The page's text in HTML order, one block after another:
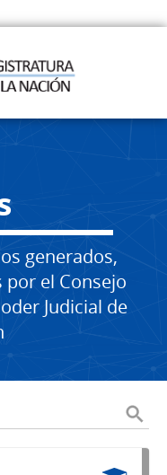
generados,
el Consejo
Judicial de